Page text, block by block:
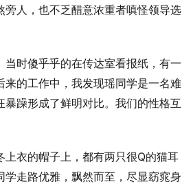
人，也不乏醋意浓重者嗔怪领导选
时傻乎乎的在传达室看报纸，有一
的工作中，我发现瑶同学是一名难
躁形成了鲜明对比。我们的性格互
衣的帽子上，都有两只很Q的猫耳
走路优雅，飘然而至，尽显窈窕身